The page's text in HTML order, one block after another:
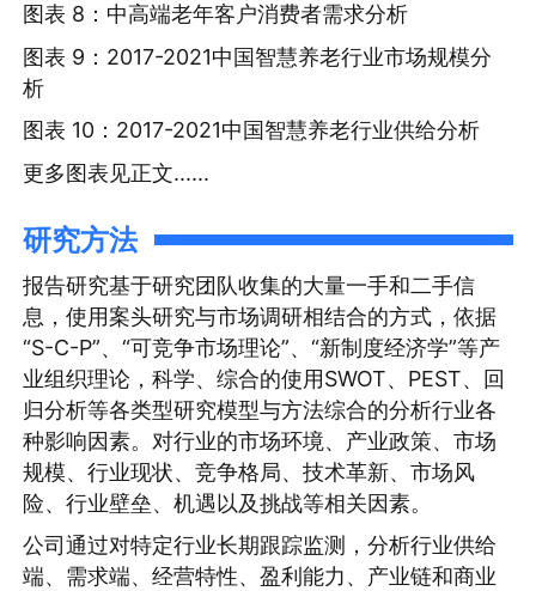
图表 8：中高端老年客户消费者需求分析
图表 9：2017-2021中国智慧养老行业市场规模分
析
图表 10：2017-2021中国智慧养老行业供给分析
更多图表见正文......
研究方法
报告研究基于研究团队收集的大量一手和二手信
息，使用案头研究与市场调研相结合的方式，依据
“S-C-P”、“可竞争市场理论”、“新制度经济学”等产
业组织理论，科学、综合的使用SWOT、PEST、回
归分析等各类型研究模型与方法综合的分析行业各
种影响因素。对行业的市场环境、产业政策、市场
规模、行业现状、竞争格局、技术革新、市场风
险、行业壁垒、机遇以及挑战等相关因素。
公司通过对特定行业长期跟踪监测，分析行业供给
端、需求端、经营特性、盈利能力、产业链和商业